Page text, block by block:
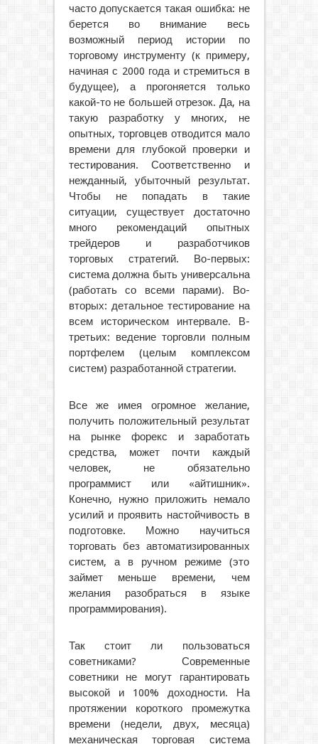
часто допускается такая ошибка: не
берется во внимание весь
возможный период истории по
торговому инструменту (к примеру,
начиная с 2000 года и стремиться в
будущее), а прогоняется только
какой-то не большей отрезок. Да, на
такую разработку у многих, не
опытных, торговцев отводится мало
времени для глубокой проверки и
тестирования. Соответственно и
нежданный, убыточный результат.
Чтобы не попадать в такие
ситуации, существует достаточно
много рекомендаций опытных
трейдеров и разработчиков
торговых стратегий. Во-первых:
система должна быть универсальна
(работать со всеми парами). Во-
вторых: детальное тестирование на
всем историческом интервале. В-
третьих: ведение торговли полным
портфелем (целым комплексом
систем) разработанной стратегии.
Все же имея огромное желание,
получить положительный результат
на рынке форекс и заработать
средства, может почти каждый
человек, не обязательно
программист или «айтишник».
Конечно, нужно приложить немало
усилий и проявить настойчивость в
подготовке. Можно научиться
торговать без автоматизированных
систем, а в ручном режиме (это
займет меньше времени, чем
желания разобраться в языке
программирования).
Так стоит ли пользоваться
советниками? Современные
советники не могут гарантировать
высокой и 100% доходности. На
протяжении короткого промежутка
времени (недели, двух, месяца)
механическая торговая система